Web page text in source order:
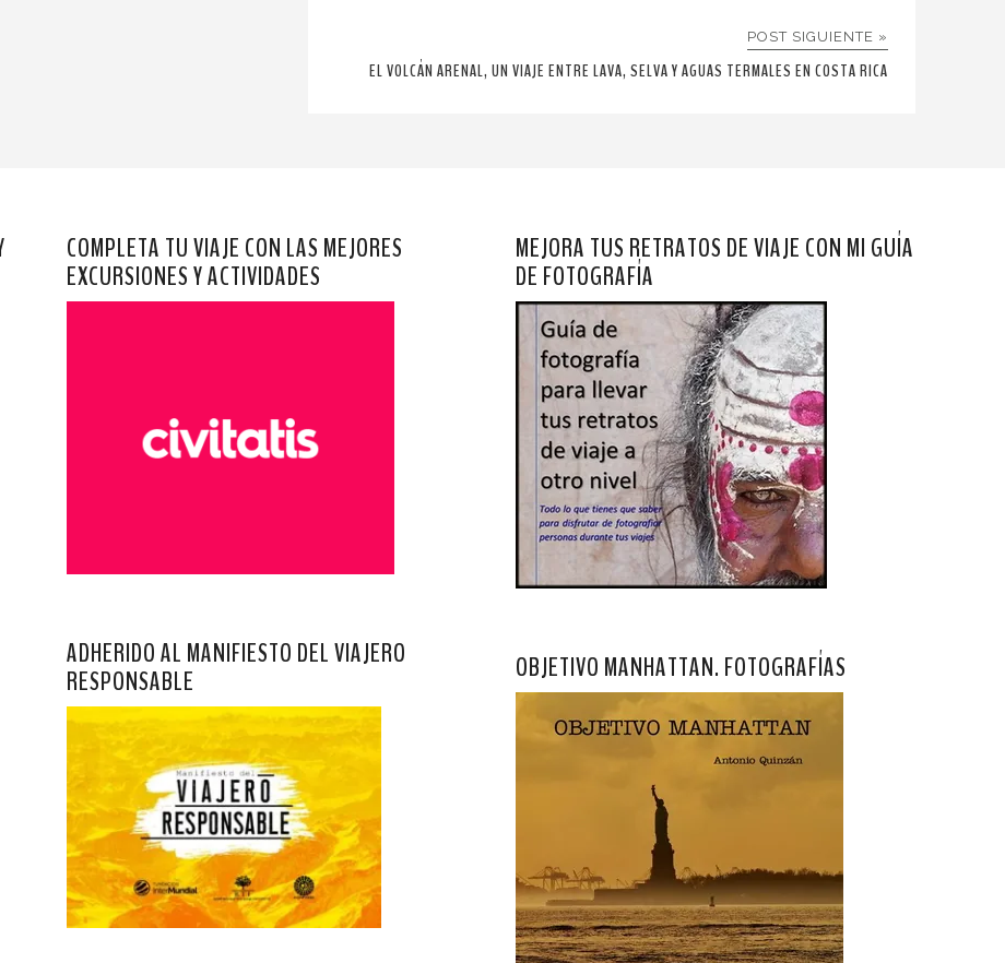
POST SIGUIENTE »
EL VOLCÁN ARENAL, UN VIAJE ENTRE LAVA, SELVA Y AGUAS TERMALES EN COSTA RICA
COMPLETA TU VIAJE CON LAS MEJORES
EXCURSIONES Y ACTIVIDADES
ADHERIDO AL MANIFIESTO DEL VIAJERO
RESPONSABLE
MEJORA TUS RETRATOS DE VIAJE CON MI GUÍA
DE FOTOGRAFÍA
OBJETIVO MANHATTAN. FOTOGRAFÍAS